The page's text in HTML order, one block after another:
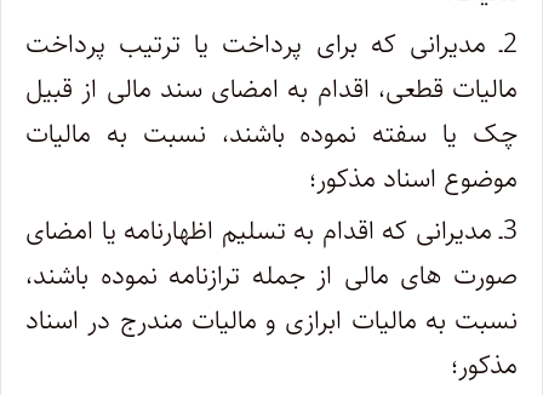
2ـ مدیرانی که برای پرداخت یا ترتیب پرداخت
مالیات قطعی، اقدام به امضای سند مالی از قبیل
چک یا سفته نموده باشند، نسبت به مالیات
موضوع اسناد مذکور؛
3ـ مدیرانی که اقدام به تسلیم اظهارنامه یا امضای
صورت های مالی از جمله ترازنامه نموده باشند،
نسبت به مالیات ابرازی و مالیات مندرج در اسناد
مذکور؛